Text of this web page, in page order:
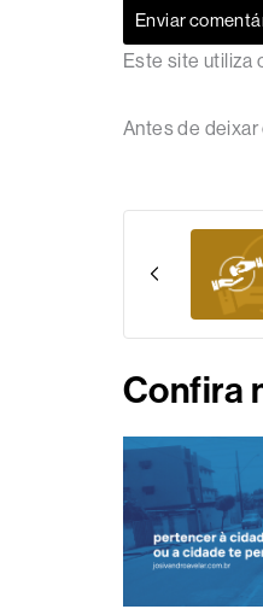
Este site utiliza
Antes de deixar
Confira